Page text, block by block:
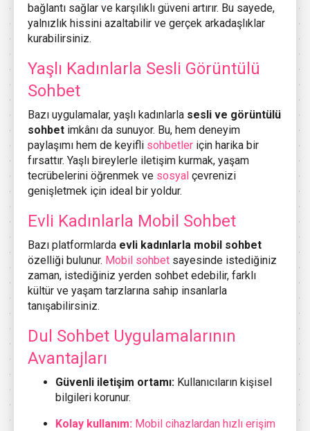
bağlantı sağlar ve karşılıklı güveni artırır. Bu sayede,
yalnızlık hissini azaltabilir ve gerçek arkadaşlıklar
kurabilirsiniz.
Yaşlı Kadınlarla Sesli Görüntülü
Sohbet
Bazı uygulamalar, yaşlı kadınlarla sesli ve görüntülü
sohbet imkânı da sunuyor. Bu, hem deneyim
paylaşımı hem de keyifli sohbetler için harika bir
fırsattır. Yaşlı bireylerle iletişim kurmak, yaşam
tecrübelerini öğrenmek ve sosyal çevrenizi
genişletmek için ideal bir yoldur.
Evli Kadınlarla Mobil Sohbet
Bazı platformlarda evli kadınlarla mobil sohbet
özelliği bulunur. Mobil sohbet sayesinde istediğiniz
zaman, istediğiniz yerden sohbet edebilir, farklı
kültür ve yaşam tarzlarına sahip insanlarla
tanışabilirsiniz.
Dul Sohbet Uygulamalarının
Avantajları
Güvenli iletişim ortamı: Kullanıcıların kişisel
bilgileri korunur.
Kolay kullanım: Mobil cihazlardan hızlı erişim